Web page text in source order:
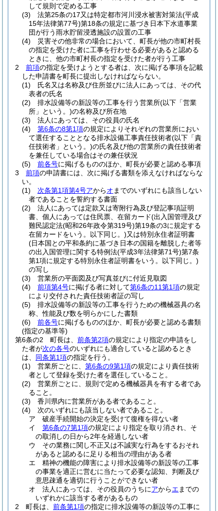
して規則で定める工事
(3)
法第25条の17又は特定都市河川浸水被害対策法(平成
15年法律第77号)第18条の規定に基づき日本下水道事業
団が行う雨水貯留浸透施設の設置の工事
(4)
災害その他非常の場合において、町長が他の市町村長
の指定を受けた者に工事を行わせる必要があると認める
ときに、他の市町村長の指定を受けた者が行う工事
2
前項の指定を受けようとする者は、次に掲げる事項を記載
した申請書を町長に提出しなければならない。
(1)
氏名又は名称及び住所並びに法人にあっては、その代
表者の氏名
(2)
排水設備等の新設等の工事を行う営業所(以下「営業
所」という。)の名称及び所在地
(3)
法人にあっては、その役員の氏名
(4)
第6条の8第1項の規定によりそれぞれの営業所におい
て選任することとなる排水設備工事責任技術者(以下「責
任技術者」という。)の氏名及び他の営業所の責任技術者
を兼任している場合はその兼任状況
(5)
前各号に掲げるもののほか、町長が必要と認める事項
3
前項の申請書には、次に掲げる書類を添えなければならな
い。
(1)
次条第1項第4号アからオ までのいずれにも該当しない
者であることを誓約する書面
(2)
法人にあっては定款又は寄附行為及び登記事項証明
書、個人にあっては住民票、在留カード(出入国管理及び
難民認定法(昭和26年政令第319号)第19条の3に規定する
在留カードをいう。以下同じ。)又は特別永住者証明書
(日本国との平和条約に基づき日本の国籍を離脱した者等
の出入国管理に関する特例法(平成3年法律第71号)第7条
第1項に規定する特別永住者証明書をいう。以下同じ。)
の写し
(3)
営業所の平面図及び写真並びに付近見取図
(4)
前項第4号に掲げる者に対して第6条の11第1項の規定
により交付された責任技術者証の写し
(5)
排水設備等の新設等の工事を行うための機械器具の名
称、性能及び数を明らかにした書類
(6)
前各号に掲げるもののほか、町長が必要と認める書類
(指定の基準等)
第6条の2
町長は、 前条第2項の規定により指定の申請をし
た者が次の各号のいずれにも適合していると認めるとき
は、 同条第1項の指定を行う。
(1)
営業所ごとに、 第6条の9第1項の規定により責任技術
者として登録を受けた者を選任していること。
(2)
営業所ごとに、規則で定める機械器具を有する者であ
ること。
(3)
香川県内に営業所がある者であること。
(4)
次のいずれにも該当しない者であること。
ア
破産手続開始の決定を受けて復権を得ない者
イ
第6条の7第1項の規定により指定を取り消され、そ
の取消しの日から2年を経過しない者
ウ
その業務に関し不正又は不誠実な行為をするおそれ
があると認めるに足りる相当の理由がある者
エ
精神の機能の障害により排水設備等の新設等の工事
の事業を適正に営むに当たって必要な認知、判断及び
意思疎通を適切に行うことができない者
オ
法人にあっては、その役員のうちにアからエ までの
いずれかに該当する者があるもの
2
町長は、 前条第1項の指定に排水設備等の新設等の工事に